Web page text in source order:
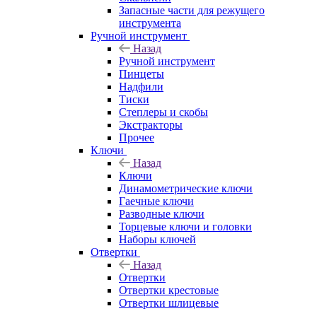
Запасные части для режущего
инструмента
Ручной инструмент
Назад
Ручной инструмент
Пинцеты
Надфили
Тиски
Степлеры и скобы
Экстракторы
Прочее
Ключи
Назад
Ключи
Динамометрические ключи
Гаечные ключи
Разводные ключи
Торцевые ключи и головки
Наборы ключей
Отвертки
Назад
Отвертки
Отвертки крестовые
Отвертки шлицевые